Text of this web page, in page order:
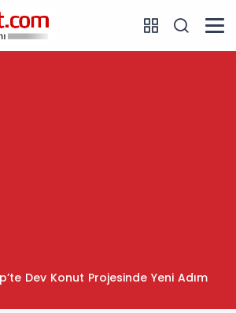
Dev Konut Projesinde Yeni Adım